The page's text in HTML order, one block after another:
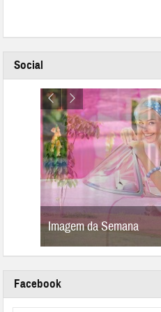
Social
Imagem da Semana
Facebook